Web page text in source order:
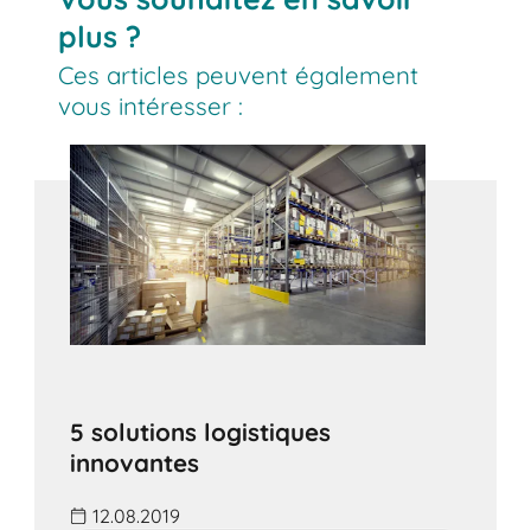
plus ?
Ces articles peuvent également
vous intéresser :
5 solutions logistiques
innovantes
12.08.2019